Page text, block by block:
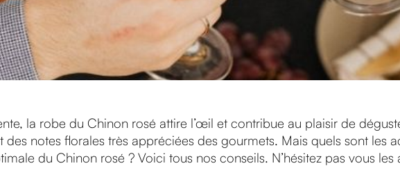
la robe du Chinon rosé attire l’œil et contribue au plaisir de
des notes florales très appréciées des gourmets. Mais quels sont les
du Chinon rosé ? Voici tous nos conseils. N’hésitez pas vous